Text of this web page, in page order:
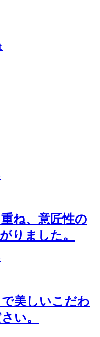
ね、意匠性の
りました。
美しいこだわ
い。